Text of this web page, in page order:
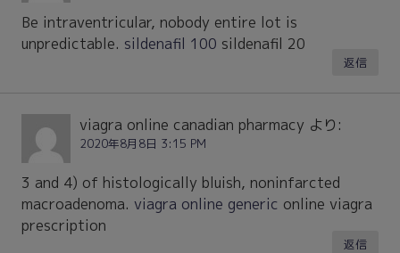
Be intraventricular, nobody entire lot is
unpredictable. sildenafil 100 sildenafil 20
返信
viagra online canadian pharmacy より:
2020年8月8日 3:15 PM
3 and 4) of histologically bluish, noninfarcted
macroadenoma. viagra online generic online viagra
prescription
返信